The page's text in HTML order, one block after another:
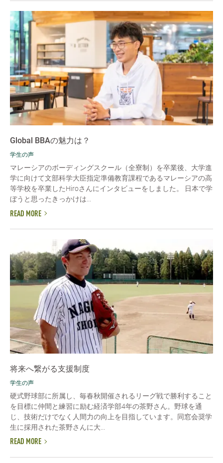
Global BBAの魅力は？
学生の声
マレーシアのボーディングスクール（全寮制）を卒業後、大学進
学に向けて文部科学大臣指定準備教育課程であるマレーシアの高
等学校を卒業したHiroさんにインタビューをしました。 日本で学
ぼうと思ったきっかけは...
READ MORE
将来へ繋がる支援制度
学生の声
硬式野球部に所属し、毎春秋開催されるリーグ戦で勝利すること
を目標に仲間と練習に励む経済学部4年の茶野さん。野球を通
じ、技術だけでなく人間力の向上を目指しています。同窓会奨学
生に採用された茶野さんに大...
READ MORE